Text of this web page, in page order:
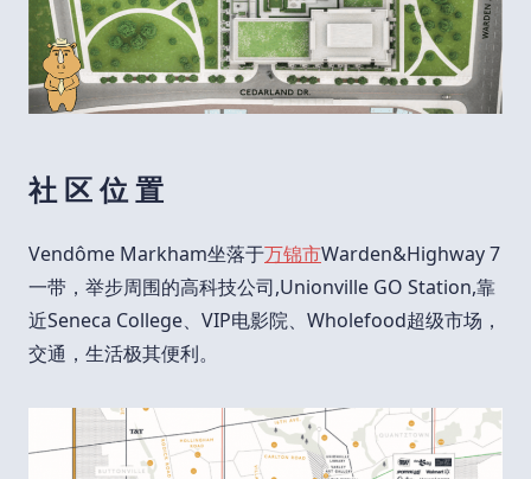
社 区 位 置
Vendôme Markham坐落于万锦市Warden&Highway 7
一带，举步周围的高科技公司,Unionville GO Station,靠
近Seneca College、VIP电影院、Wholefood超级市场，
交通，生活极其便利。